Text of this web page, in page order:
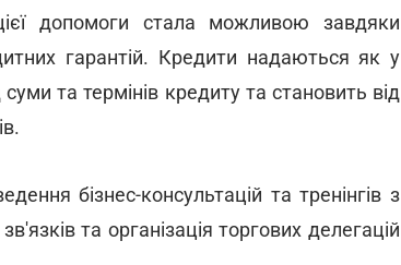
допомоги стала можливою завдяки
гарантій. Кредити надаються як у
та термінів кредиту та становить від
бізнес-консультацій та тренінгів з
та організація торгових делегацій